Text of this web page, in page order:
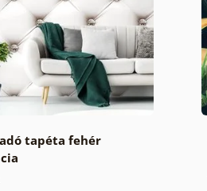
tapéta fehér